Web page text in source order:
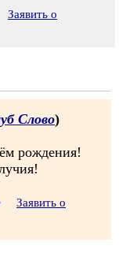
Заявить о
Слово)
рождения!
Заявить о